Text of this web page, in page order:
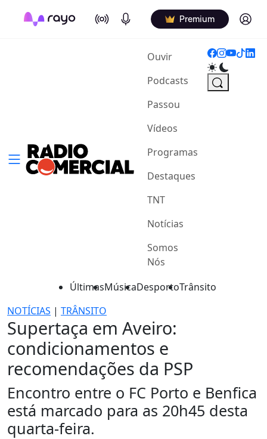
On Air Podcasts Premium Log in
Ouvir(current)
Podcasts
Passou
Vídeos
Programas
Destaques
TNT
Notícias
Somos
Nós
ÚltimasMúsicaDesportoTrânsito
NOTÍCIAS | TRÂNSITO
Supertaça em Aveiro:
condicionamentos e
recomendações da PSP
Encontro entre o FC Porto e Benfica
está marcado para as 20h45 desta
quarta-feira.